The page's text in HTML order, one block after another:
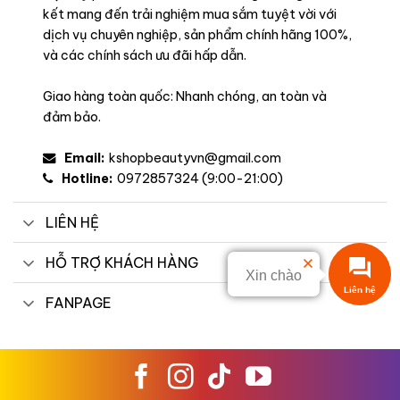
lạnh chuyên dụng cho mỹ phẩm
Liên hệ
Xin chào
kết mang đến trải nghiệm mua sắm tuyệt vời với
dịch vụ chuyên nghiệp, sản phẩm chính hãng 100%,
và các chính sách ưu đãi hấp dẫn.
Giao hàng toàn quốc: Nhanh chóng, an toàn và
đảm bảo.
Email: kshopbeautyvn@gmail.com
Hotline: 0972857324 (9:00-21:00)
LIÊN HỆ
HỖ TRỢ KHÁCH HÀNG
FANPAGE